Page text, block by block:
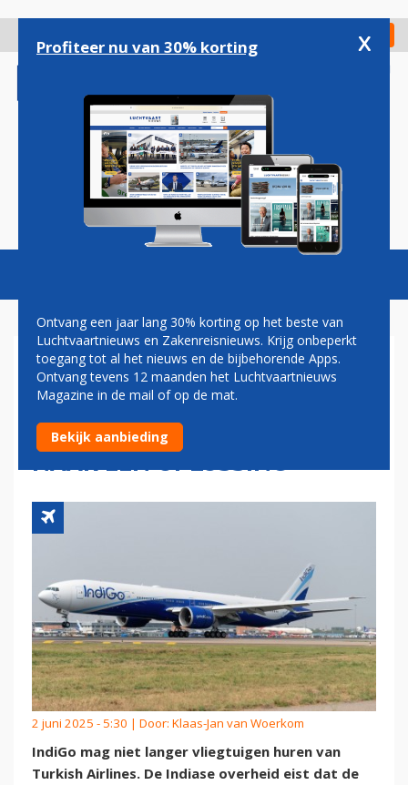
gaan
Check in
Magazine Podcasts Vacatures
INDIGO MOET DEAL MET
TURKISH AIRLINES
STOPZETTEN: 'WE ZOEKEN
NAAR EEN OPLOSSING'
2 juni 2025 - 5:30 | Door: Klaas-Jan van Woerkom
IndiGo mag niet langer vliegtuigen huren van
Turkish Airlines. De Indiase overheid eist dat de
Profiteer nu van 30% korting x
Ontvang een jaar lang 30% korting op het beste van
Luchtvaartnieuws en Zakenreisnieuws. Krijg onbeperkt
toegang tot al het nieuws en de bijbehorende Apps.
Ontvang tevens 12 maanden het Luchtvaartnieuws
Magazine in de mail of op de mat.
Bekijk aanbieding